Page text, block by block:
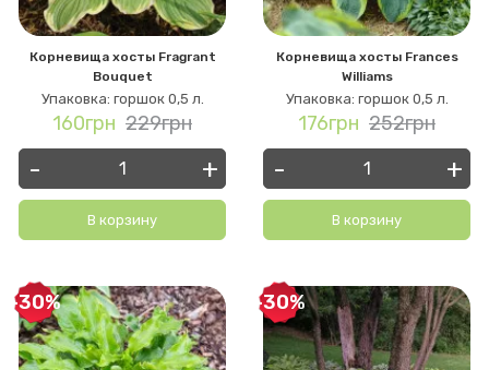
Корневища хосты Fragrant
Bouquet
Упаковка: горшок 0,5 л.
160грн 229грн
- +
В корзину
Корневища хосты Frances
Williams
Упаковка: горшок 0,5 л.
176грн 252грн
- +
В корзину
-30% -30%